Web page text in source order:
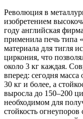
Революция в
изобретением
году английская
применила печь типа
материала для тигля
циркония, что
около 3 кг каждая.
вперед: сегодня
30 кг и более, а
выросла до 150–200
необходимом для
стойкость огнеупоров